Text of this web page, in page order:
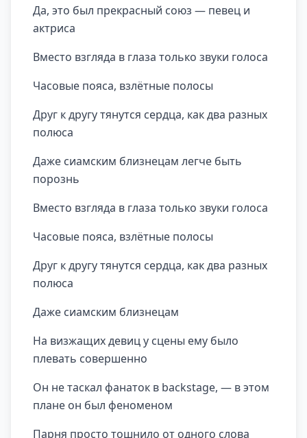
Да, это был прекрасный союз — певец и
актриса
Вместо взгляда в глаза только звуки голоса
Часовые пояса, взлётные полосы
Друг к другу тянутся сердца, как два разных
полюса
Даже сиамским близнецам легче быть
порознь
Вместо взгляда в глаза только звуки голоса
Часовые пояса, взлётные полосы
Друг к другу тянутся сердца, как два разных
полюса
Даже сиамским близнецам
На визжащих девиц у сцены ему было
плевать совершенно
Он не таскал фанаток в backstage, — в этом
плане он был феноменом
Парня просто тошнило от одного слова